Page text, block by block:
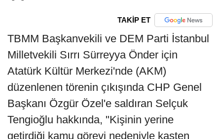
TAKİP ET
TBMM Başkanvekili ve DEM Parti İstanbul
Milletvekili Sırrı Sürreyya Önder için
Atatürk Kültür Merkezi'nde (AKM)
düzenlenen törenin çıkışında CHP Genel
Başkanı Özgür Özel'e saldıran Selçuk
Tengioğlu hakkında, "Kişinin yerine
getirdiği kamu görevi nedeniyle kasten